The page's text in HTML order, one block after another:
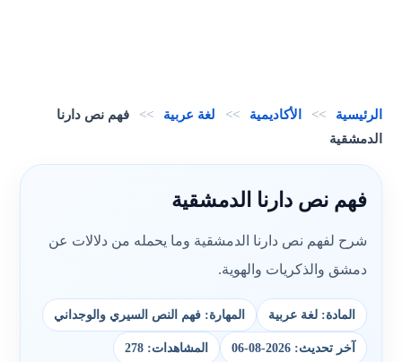
الرئيسية >> الأكاديمية >> لغة عربية >>
فهم نص دارنا
الدمشقية
فهم نص دارنا الدمشقية
شرح لفهم نص دارنا الدمشقية وما يحمله من دلالات عن
دمشق والذكريات والهوية.
المادة: لغة عربية المهارة: فهم النص السيري والوجداني
آخر تحديث: 2026-08-06 المشاهدات: 278